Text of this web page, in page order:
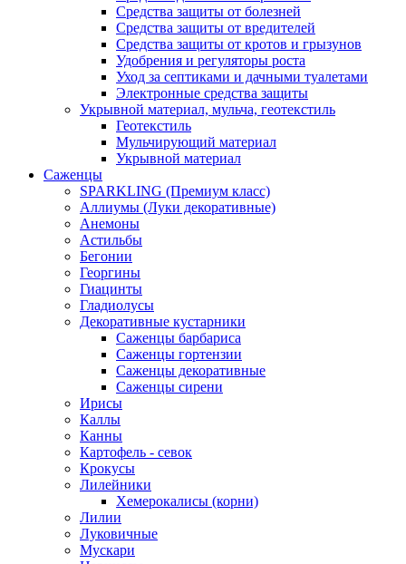
Средства защиты от болезней
Средства защиты от вредителей
Средства защиты от кротов и грызунов
Удобрения и регуляторы роста
Уход за септиками и дачными туалетами
Электронные средства защиты
Укрывной материал, мульча, геотекстиль
Геотекстиль
Мульчирующий материал
Укрывной материал
Саженцы
SPARKLING (Премиум класс)
Аллиумы (Луки декоративные)
Анемоны
Астильбы
Бегонии
Георгины
Гиацинты
Гладиолусы
Декоративные кустарники
Саженцы барбариса
Саженцы гортензии
Саженцы декоративные
Саженцы сирени
Ирисы
Каллы
Канны
Картофель - севок
Крокусы
Лилейники
Хемерокалисы (корни)
Лилии
Луковичные
Мускари